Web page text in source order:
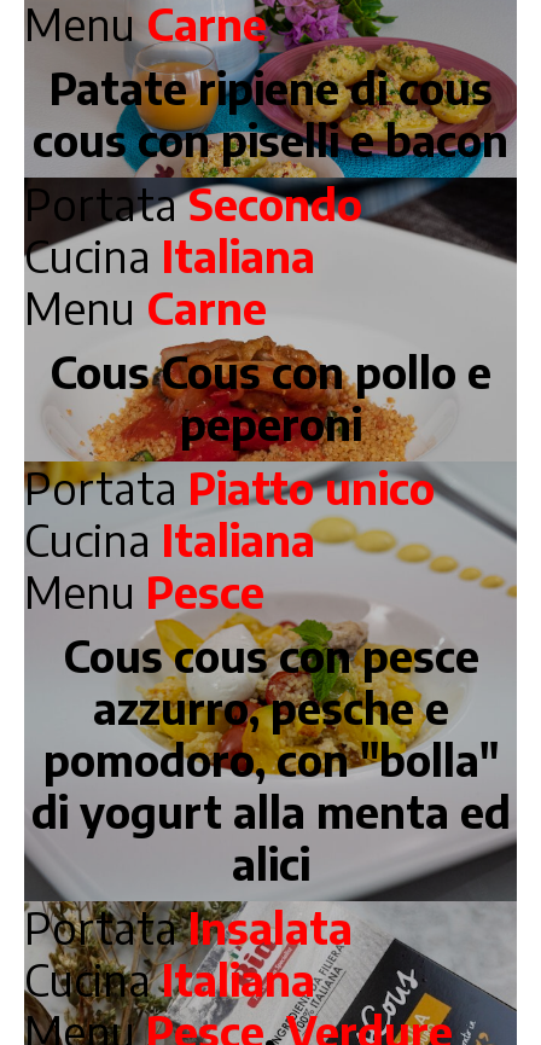
Menu Carne
Patate ripiene di cous
cous con piselli e bacon
PortataSecondo
Cucina Italiana
Menu Carne
Cous Cous con pollo e
peperoni
Portata Piatto unico
Cucina Italiana
Menu Pesce
Cous cous con pesce
azzurro, pesche e
pomodoro, con "bolla"
di yogurt alla menta ed
alici
PortataInsalata
CucinaItaliana
MenuPesce,Verdure